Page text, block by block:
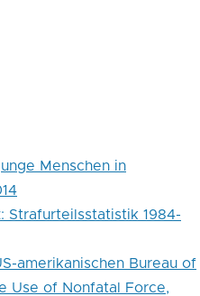
Menschen in
Strafurteilsstatistik 1984-
amerikanischen Bureau of
Use of Nonfatal Force,